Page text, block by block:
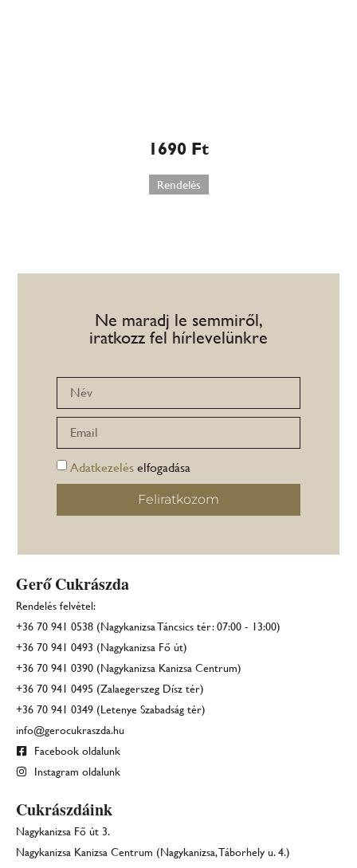
1690 Ft
Rendelés
Ne maradj le semmiről,
iratkozz fel hírlevelünkre
Adatkezeléselfogadása
Feliratkozom
Gerő Cukrászda
Rendelés felvétel:
+36 70 941 0538 (Nagykanizsa Táncsics tér: 07:00 - 13:00)
+36 70 941 0493 (Nagykanizsa Fő út)
+36 70 941 0390 (Nagykanizsa Kanizsa Centrum)
+36 70 941 0495 (Zalaegerszeg Dísz tér)
+36 70 941 0349 (Letenye Szabadság tér)
info@gerocukraszda.hu
Facebook oldalunk
Instagram oldalunk
Cukrászdáink
Nagykanizsa Fő út 3.
Nagykanizsa Kanizsa Centrum (Nagykanizsa, Táborhely u. 4.)